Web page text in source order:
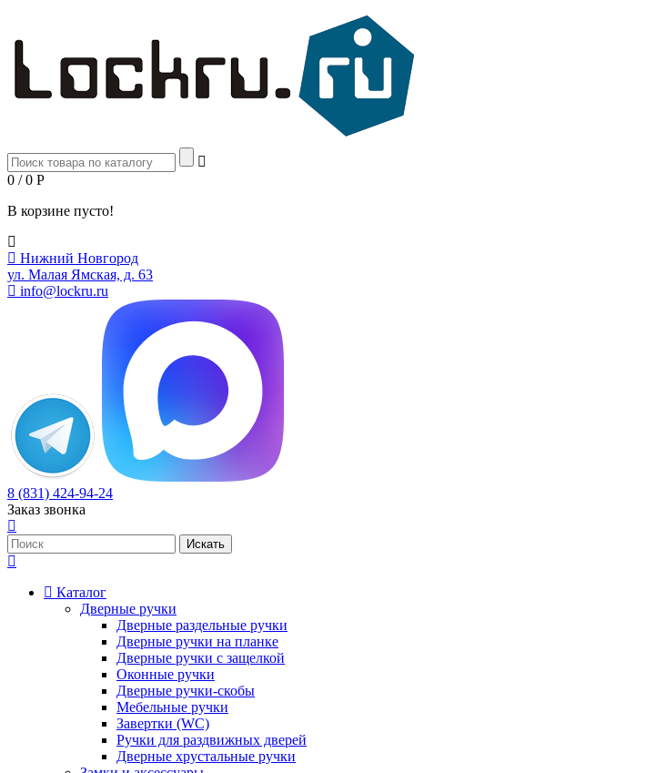
0 / 0 Р
В корзине пусто!
Нижний Новгород
ул. Малая Ямская, д. 63
info@lockru.ru
8 (831) 424-94-24
Заказ звонка
Каталог
Дверные ручки
Дверные раздельные ручки
Дверные ручки на планке
Дверные ручки с защелкой
Оконные ручки
Дверные ручки-скобы
Мебельные ручки
Завертки (WC)
Ручки для раздвижных дверей
Дверные хрустальные ручки